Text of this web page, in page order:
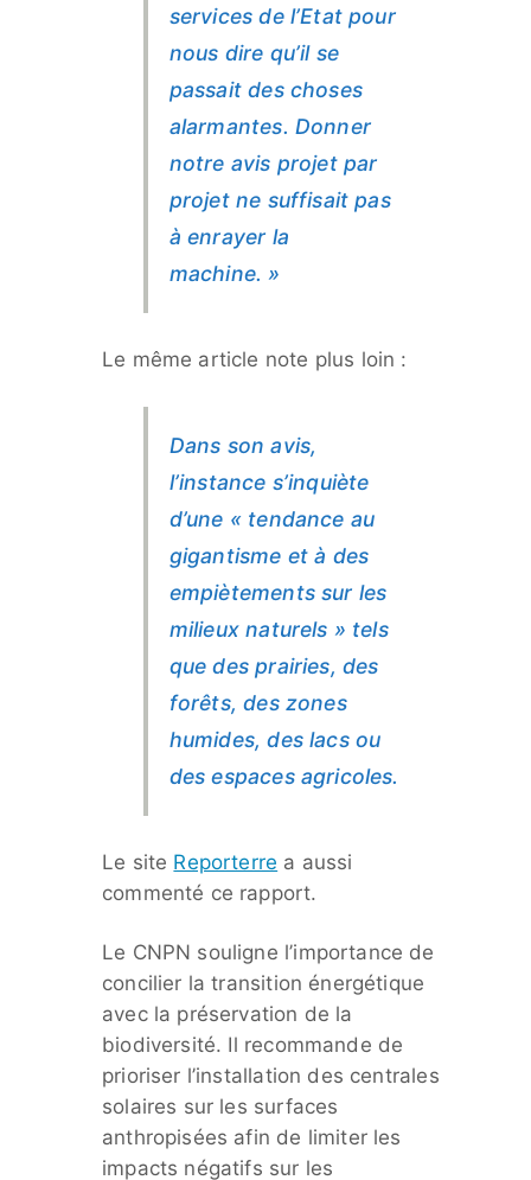
services de l’Etat pour
nous dire qu’il se
passait des choses
alarmantes. Donner
notre avis projet par
projet ne suffisait pas
à enrayer la
machine. »
Le même article note plus loin :
Dans son avis,
l’instance s’inquiète
d’une « tendance au
gigantisme et à des
empiètements sur les
milieux naturels » tels
que des prairies, des
forêts, des zones
humides, des lacs ou
des espaces agricoles.
Le site Reporterre a aussi
commenté ce rapport.
Le CNPN souligne l’importance de
concilier la transition énergétique
avec la préservation de la
biodiversité. Il recommande de
prioriser l’installation des centrales
solaires sur les surfaces
anthropisées afin de limiter les
impacts négatifs sur les